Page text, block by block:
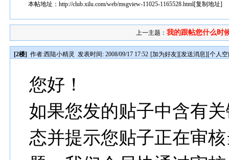
本帖地址：http://club.xilu.com/web/msgview-11025-1165528.html[复制地址]
上一主题： 我的跟帖您什么时
[2楼] 作者:西陆小精灵 发表时间: 2008/09/17 17:52 [加为好友][发送消息][个人
您好！
如果您发的贴子中含有
态并提示您贴子正在审